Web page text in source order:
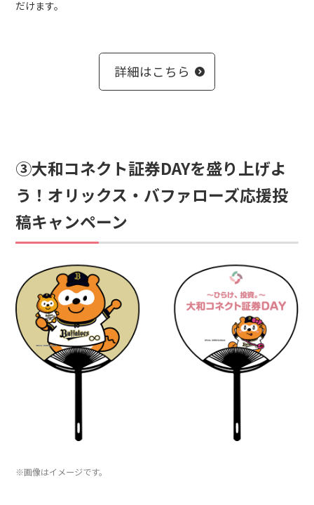
だけます。
詳細はこちら
③大和コネクト証券DAYを盛り上げよ
う！オリックス・バファローズ応援投
稿キャンペーン
※画像はイメージです。